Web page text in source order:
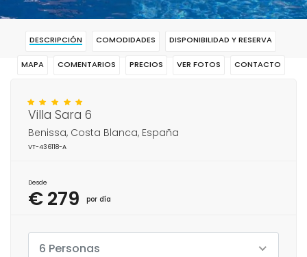
DESCRIPCIÓN COMODIDADES DISPONIBILIDAD Y RESERVA
MAPA COMENTARIOS PRECIOS VER FOTOS CONTACTO
Villa Sara 6
Benissa, Costa Blanca, España
VT-436118-A
Desde
€ 279 por día
6 Personas